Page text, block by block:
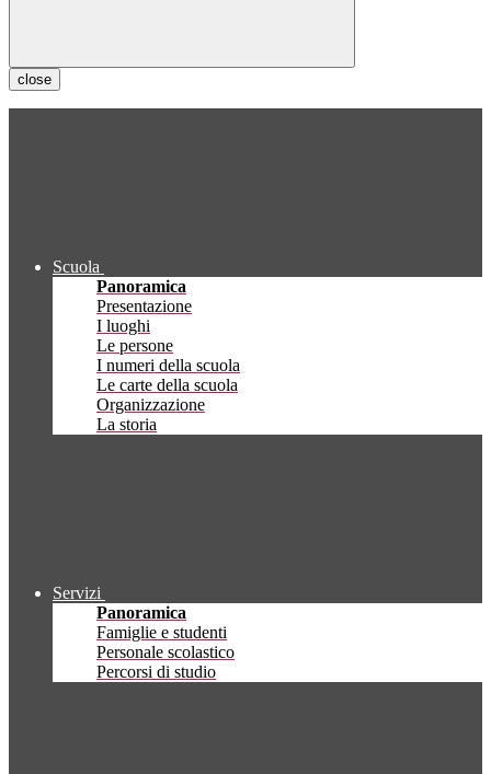
close
Scuola
Panoramica
Presentazione
I luoghi
Le persone
I numeri della scuola
Le carte della scuola
Organizzazione
La storia
Servizi
Panoramica
Famiglie e studenti
Personale scolastico
Percorsi di studio